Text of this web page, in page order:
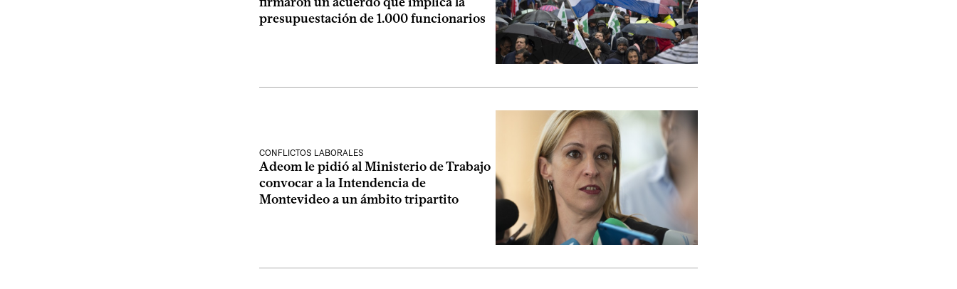
presupuestación de 1.000 funcionarios
CONFLICTOS LABORALES
Adeom le pidió al Ministerio de Trabajo
convocar a la Intendencia de
Montevideo a un ámbito tripartito